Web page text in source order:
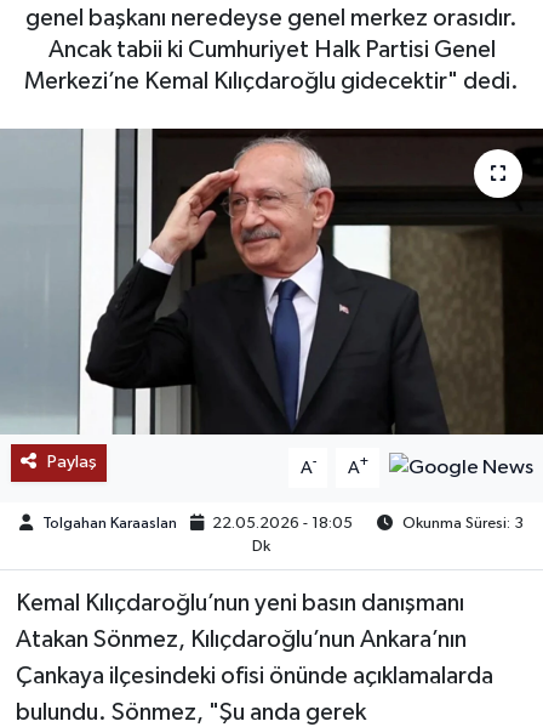
genel başkanı neredeyse genel merkez orasıdır.
Ancak tabii ki Cumhuriyet Halk Partisi Genel
Merkezi’ne Kemal Kılıçdaroğlu gidecektir" dedi.
Paylaş A- A+
Tolgahan Karaaslan 22.05.2026 - 18:05
Okunma Süresi: 3
Dk
Kemal Kılıçdaroğlu’nun yeni basın danışmanı
Atakan Sönmez, Kılıçdaroğlu’nun Ankara’nın
Çankaya ilçesindeki ofisi önünde açıklamalarda
bulundu. Sönmez, "Şu anda gerek
MAGAZİN
SAĞLIK
KEŞFET
POPÜLER
DÜNYA
TREND
MEDYA
TEKNOLOJİ
YAŞAM
Haber Arşivi